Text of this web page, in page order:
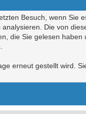
Besuch, wenn Sie
Die von
die Sie gelesen
erneut gestellt wird.